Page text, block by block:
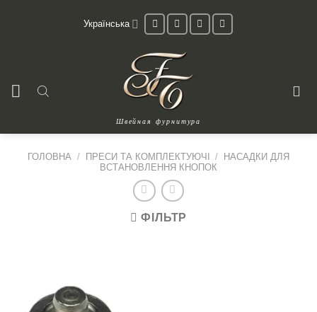
Українська
Швейная фурнитура
ГОЛОВНА / ПРЕСИ ТА КОМПЛЕКТУЮЧІ /
НАСАДКИ ДЛЯ
ВСТАНОВЛЕННЯ КНОПОК
ФІЛЬТР